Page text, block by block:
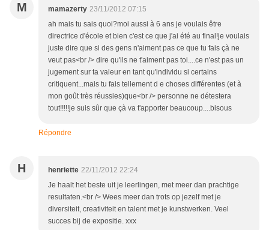
M mamazerty 23/11/2012 07:15
ah mais tu sais quoi?moi aussi à 6 ans je voulais être
directrice d'école et bien c'est ce que j'ai été au final!je voulais
juste dire que si des gens n'aiment pas ce que tu fais çà ne
veut pas<br /> dire qu'ils ne t'aiment pas toi....ce n'est pas un
jugement sur ta valeur en tant qu'individu si certains
critiquent...mais tu fais tellement d e choses différentes (et à
mon goût très réussies)que<br /> personne ne détestera
tout!!!!!je suis sûr que çà va t'apporter beaucoup....bisous
Répondre
H henriette 22/11/2012 22:24
Je haalt het beste uit je leerlingen, met meer dan prachtige
resultaten.<br /> Wees meer dan trots op jezelf met je
diversiteit, creativiteit en talent met je kunstwerken. Veel
succes bij de expositie. xxx